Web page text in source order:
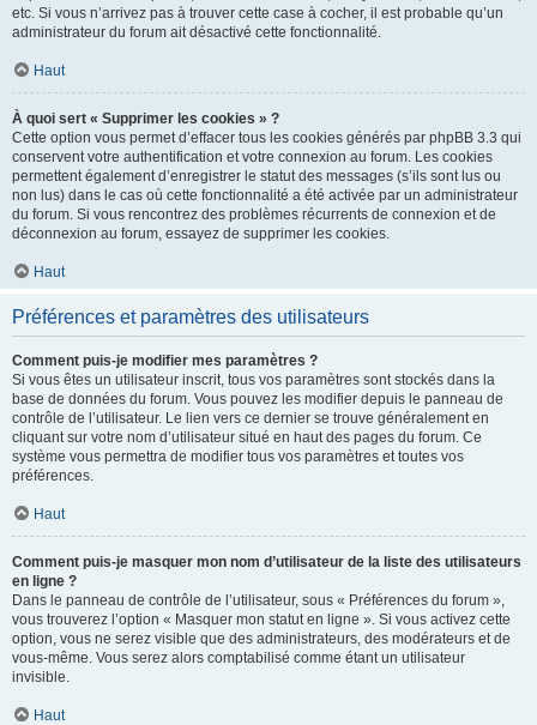
etc. Si vous n’arrivez pas à trouver cette case à cocher, il est probable qu’un
administrateur du forum ait désactivé cette fonctionnalité.
Haut
À quoi sert « Supprimer les cookies » ?
Cette option vous permet d’effacer tous les cookies générés par phpBB 3.3 qui
conservent votre authentification et votre connexion au forum. Les cookies
permettent également d’enregistrer le statut des messages (s’ils sont lus ou
non lus) dans le cas où cette fonctionnalité a été activée par un administrateur
du forum. Si vous rencontrez des problèmes récurrents de connexion et de
déconnexion au forum, essayez de supprimer les cookies.
Haut
Préférences et paramètres des utilisateurs
Comment puis-je modifier mes paramètres ?
Si vous êtes un utilisateur inscrit, tous vos paramètres sont stockés dans la
base de données du forum. Vous pouvez les modifier depuis le panneau de
contrôle de l’utilisateur. Le lien vers ce dernier se trouve généralement en
cliquant sur votre nom d’utilisateur situé en haut des pages du forum. Ce
système vous permettra de modifier tous vos paramètres et toutes vos
préférences.
Haut
Comment puis-je masquer mon nom d’utilisateur de la liste des utilisateurs
en ligne ?
Dans le panneau de contrôle de l’utilisateur, sous « Préférences du forum »,
vous trouverez l’option « Masquer mon statut en ligne ». Si vous activez cette
option, vous ne serez visible que des administrateurs, des modérateurs et de
vous-même. Vous serez alors comptabilisé comme étant un utilisateur
invisible.
Haut